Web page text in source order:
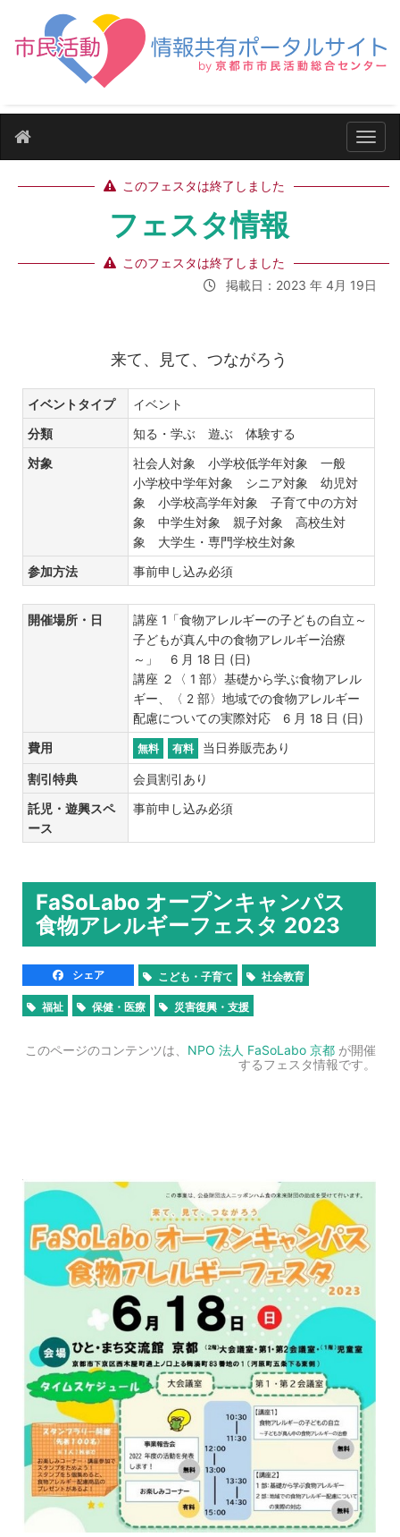
ナビ
このフェスタは終了しました
フェスタ情報
このフェスタは終了しました
掲載日：2023 年 4月 19日
来て、見て、つながろう
イベントタイプ イベント
分類 知る・学ぶ 遊ぶ 体験する
対象
社会人対象 小学校低学年対象 一般
小学校中学年対象 シニア対象 幼児対
象 小学校高学年対象 子育て中の方対
象 中学生対象 親子対象 高校生対
象 大学生・専門学校生対象
参加方法 事前申し込み必須
開催場所・日
講座 1「食物アレルギーの子どもの自立～
子どもが真ん中の食物アレルギー治療
～」 6 月 18 日 (日)
講座 ２〈 1 部〉基礎から学ぶ食物アレル
ギー、〈 2 部〉地域での食物アレルギー
配慮についての実際対応 6 月 18 日 (日)
費用 無料 有料 当日券販売あり
割引特典 会員割引あり
託児・遊興スペ
ース
事前申し込み必須
FaSoLabo オープンキャンパス
食物アレルギーフェスタ 2023
シェア こども・子育て 社会教育
福祉 保健・医療 災害復興・支援
このページのコンテンツは、 NPO 法人 FaSoLabo 京都が開催
するフェスタ情報です。